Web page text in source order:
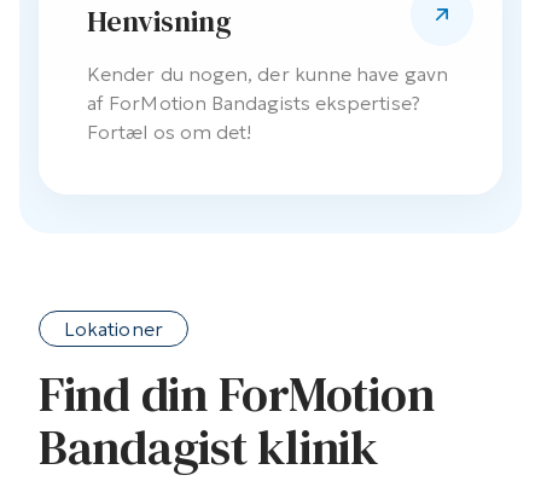
Henvisning
Kender du nogen, der kunne have gavn
af ForMotion Bandagists ekspertise?
Fortæl os om det!
Lokationer
Find din ForMotion
Bandagist klinik